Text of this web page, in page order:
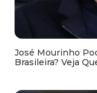
José Mourinho
Brasileira? Veja